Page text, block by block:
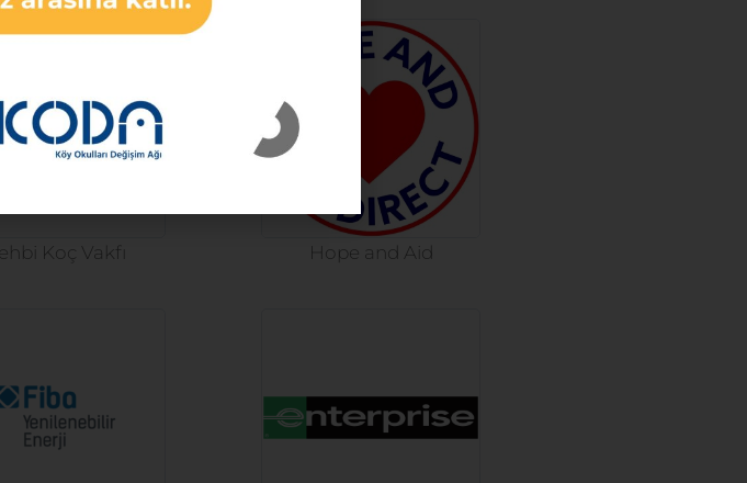
Koç Vakfı Hope and Aid